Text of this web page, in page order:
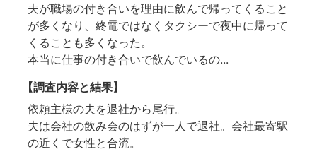
夫が職場の付き合いを理由に飲んで帰ってくること
が多くなり、終電ではなくタクシーで夜中に帰って
くることも多くなった。
本当に仕事の付き合いで飲んでいるの...
【調査内容と結果】
依頼主様の夫を退社から尾行。
夫は会社の飲み会のはずが一人で退社。会社最寄駅
の近くで女性と合流。